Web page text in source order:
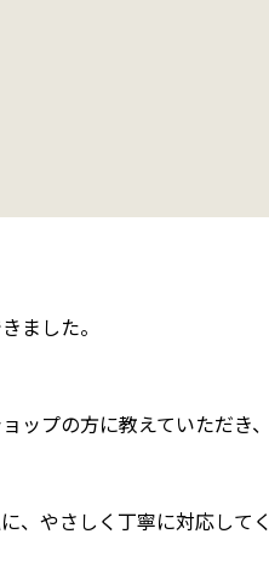
ました。
プの方に教えていただき
やさしく丁寧に対応して